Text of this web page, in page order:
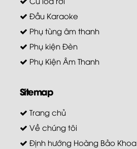
Đầu Karaoke
Phụ tùng âm thanh
Phụ kiện Đèn
Phụ Kiện Âm Thanh
Sitemap
Trang chủ
Về chúng tôi
Định hướng Hoàng Bảo Khoa